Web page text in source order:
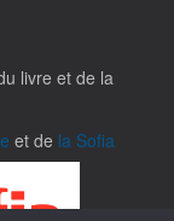
livre et de la
et de la Sofia